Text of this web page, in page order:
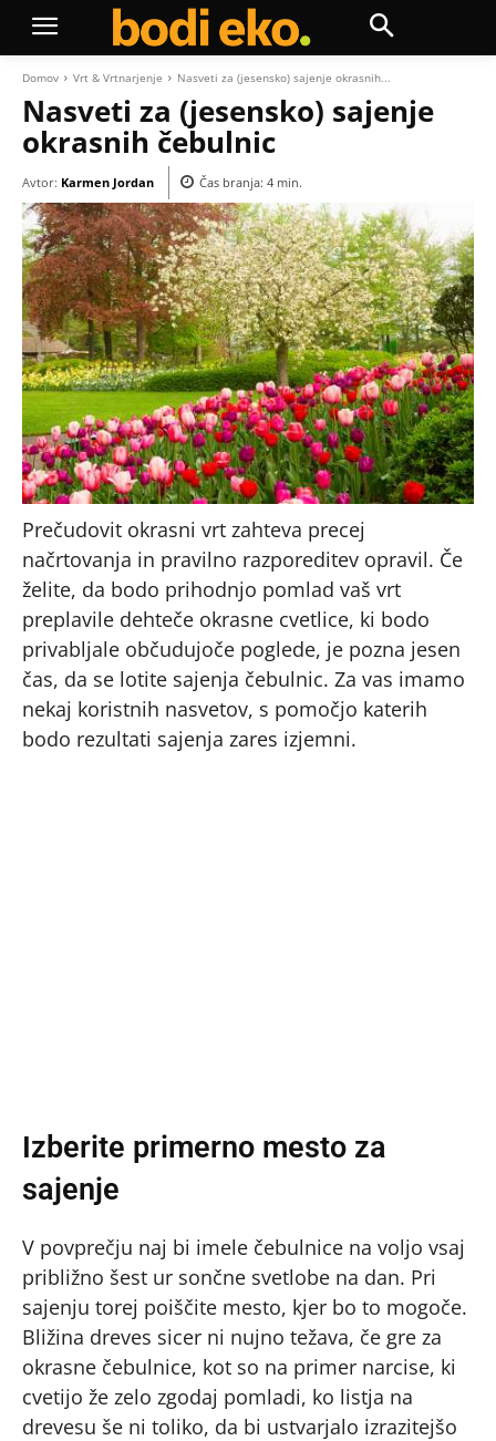
Domov Vrt & Vrtnarjenje Nasveti za (jesensko) sajenje okrasnih...
Nasveti za (jesensko) sajenje
okrasnih čebulnic
Avtor: Karmen Jordan Čas branja: 4 min.
Prečudovit okrasni vrt zahteva precej
načrtovanja in pravilno razporeditev opravil. Če
želite, da bodo prihodnjo pomlad vaš vrt
preplavile dehteče okrasne cvetlice, ki bodo
privabljale občudujoče poglede, je pozna jesen
čas, da se lotite sajenja čebulnic. Za vas imamo
nekaj koristnih nasvetov, s pomočjo katerih
bodo rezultati sajenja zares izjemni.
Izberite primerno mesto za
sajenje
V povprečju naj bi imele čebulnice na voljo vsaj
približno šest ur sončne svetlobe na dan. Pri
sajenju torej poiščite mesto, kjer bo to mogoče.
Bližina dreves sicer ni nujno težava, če gre za
okrasne čebulnice, kot so na primer narcise, ki
cvetijo že zelo zgodaj pomladi, ko listja na
drevesu še ni toliko, da bi ustvarjalo izrazitejšo